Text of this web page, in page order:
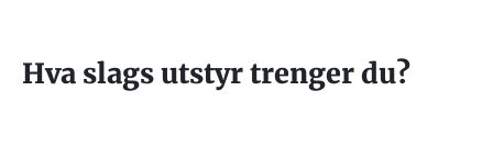
Hva slags utstyr trenger du?